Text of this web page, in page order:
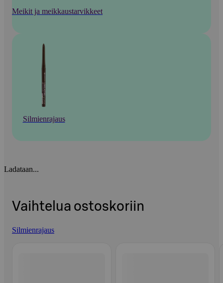
Meikit ja meikkaustarvikkeet
Silmienrajaus
Ladataan...
Vaihtelua ostoskoriin
Silmienrajaus